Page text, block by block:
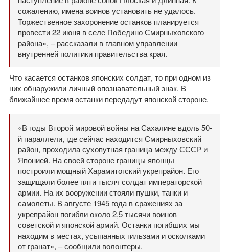
сожалению, имена воинов установить не удалось.
Торжественное захоронение останков планируется
провести 22 июня в селе Победино Смирныховского
района», – рассказали в главном управлении
внутренней политики правительства края.
Что касается останков японских солдат, то при одном из
них обнаружили личный опознавательный знак. В
ближайшее время останки передадут японской стороне.
«В годы Второй мировой войны на Сахалине вдоль 50-
й параллели, где сейчас находится Смирныховский
район, проходила сухопутная граница между СССР и
Японией. На своей стороне границы японцы
построили мощный Харамитогский укрепрайон. Его
защищали более пяти тысяч солдат императорской
армии. На их вооружении стояли пушки, танки и
самолеты. В августе 1945 года в сражениях за
укрепрайон погибли около 2,5 тысячи воинов
советской и японской армий. Останки погибших мы
находим в местах, усыпанных гильзами и осколками
от гранат», – сообщили волонтеры.